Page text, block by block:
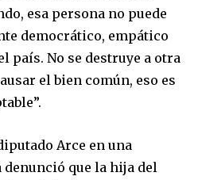
esa persona no puede
democrático, empático
país. No se destruye a otra
el bien común, eso es
Arce en una
que la hija del